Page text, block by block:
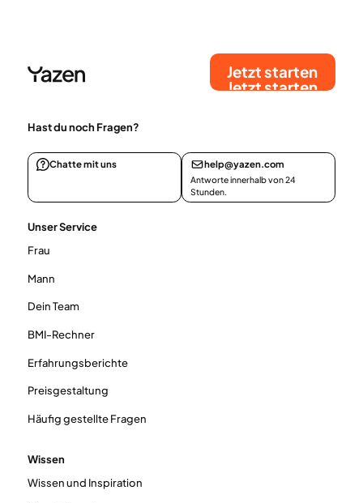
Jetzt starten
Jetzt starten
Hast du noch Fragen?
Chatte mit uns help@yazen.com
Antworte innerhalb von 24
Stunden.
Unser Service
Frau
Mann
Dein Team
BMI-Rechner
Erfahrungsberichte
Preisgestaltung
Häufig gestellte Fragen
Wissen
Wissen und Inspiration